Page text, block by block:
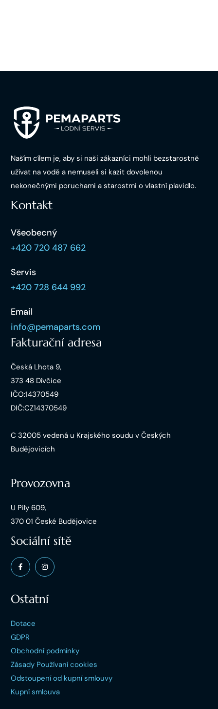
Naším cílem je, aby si naši zákazníci mohli bezstarostně
užívat na vodě a nemuseli si kazit dovolenou
nekonečnými poruchami a starostmi o vlastní plavidlo.
Kontakt
Všeobecný
+420 720 487 662
Servis
+420 728 644 992
Email
info@pemaparts.com
Fakturační adresa
Česká Lhota 9,
373 48 Dívčice
IČO:14370549
DIČ:CZ14370549
C 32005 vedená u Krajského soudu v Českých
Budějovicích
Provozovna
U Pily 609,
370 01 České Budějovice
Sociální sítě
Ostatní
Dotace
GDPR
Obchodní podmínky
Zásady Používaní cookies
Odstoupení od kupní smlouvy
Kupní smlouva